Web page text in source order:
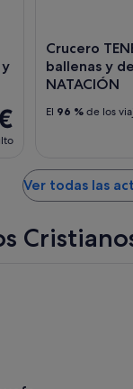
Crucero
ballenas y
NATACIÓN
El 96 % de los
Ver todas las